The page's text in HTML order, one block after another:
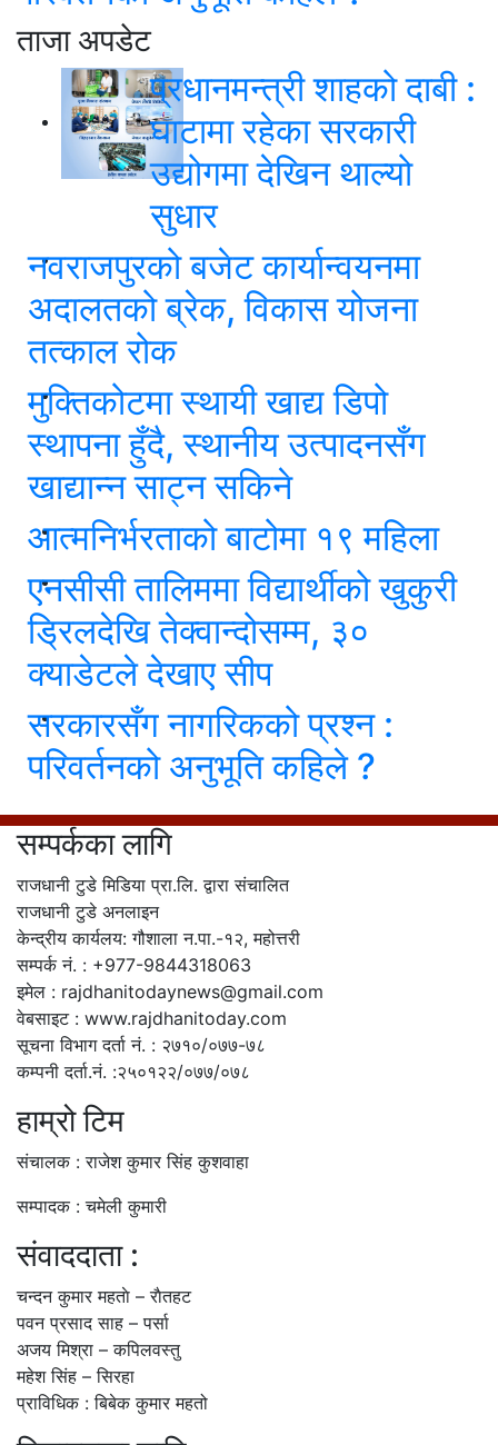
ताजा अपडेट
प्रधानमन्त्री शाहको दाबी :
घाटामा रहेका सरकारी
उद्योगमा देखिन थाल्यो
सुधार
नवराजपुरको बजेट कार्यान्वयनमा
अदालतको ब्रेक, विकास योजना
तत्काल रोक
मुक्तिकोटमा स्थायी खाद्य डिपो
स्थापना हुँदै, स्थानीय उत्पादनसँग
खाद्यान्न साट्न सकिने
आत्मनिर्भरताको बाटोमा १९ महिला
एनसीसी तालिममा विद्यार्थीको खुकुरी
ड्रिलदेखि तेक्वान्दोसम्म, ३०
क्याडेटले देखाए सीप
सरकारसँग नागरिकको प्रश्न :
परिवर्तनको अनुभूति कहिले ?
सम्पर्कका लागि
राजधानी टुडे मिडिया प्रा.लि. द्वारा संचालित
राजधानी टुडे अनलाइन
केन्द्रीय कार्यलय: गौशाला न.पा.-१२, महोत्तरी
सम्पर्क नं. : +977-9844318063
इमेल : rajdhanitodaynews@gmail.com
वेबसाइट : www.rajdhanitoday.com
सूचना विभाग दर्ता नं. : २७१०/०७७-७८
कम्पनी दर्ता.नं. :२५०१२२/०७७/०७८
हाम्रो टिम
संचालक : राजेश कुमार सिंह कुशवाहा
सम्पादक : चमेली कुमारी
संवाददाता :
चन्दन कुमार महताे – राैतहट
पवन प्रसाद साह – पर्सा
अजय मिश्रा – कपिलवस्तु
महेश सिंह – सिरहा
प्राविधिक : बिबेक कुमार महतो